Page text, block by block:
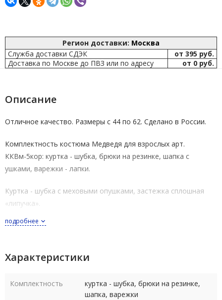
Регион доставки: Москва
Служба доставки СДЭК
от 395 руб.
Доставка по Москве до ПВЗ или по адресу
от 0 руб.
Описание
Отличное качество. Размеры с 44 по 62. Сделано в России.
Комплектность костюма Медведя для взрослых арт.
ККВм-5кор: куртка - шубка, брюки на резинке, шапка с
ушками, варежки - лапки.
Куртка - шубка с меховыми опушками, застежка сплошная
«липучка».
Карнавальный костюм Медведь выполнен из флиса, опушки
60-62 (размеры российские полномерные).
подробнее
Характеристики
Комплектность
куртка - шубка, брюки на резинке,
шапка, варежки